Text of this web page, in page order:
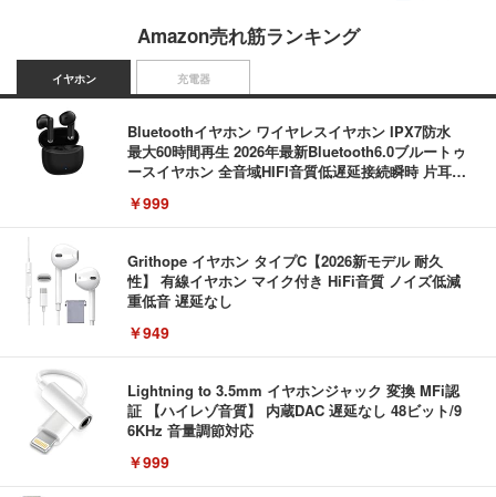
Amazon売れ筋ランキング
イヤホン
Bluetoothイヤホン ワイヤレスイヤホン IPX7防水
最大60時間再生 2026年最新Bluetooth6.0ブルートゥ
ースイヤホン 全音域HIFI音質低遅延接続瞬時 片耳/
用iPhone/Android対応 (002 black)
￥999
Grithope イヤホン タイプC【2026新モデル 耐久
性】 有線イヤホン マイク付き HiFi音質 ノイズ低減
重低音 遅延なし
￥949
Lightning to 3.5mm イヤホンジャック 変換 MFi認
証 【ハイレゾ音質】 内蔵DAC 遅延なし 48ビット/9
6KHz 音量調節対応
￥999
充電器